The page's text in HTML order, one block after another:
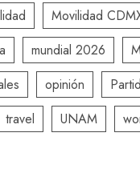
Movilidad
mundial 2026
opinión
travel UNAM